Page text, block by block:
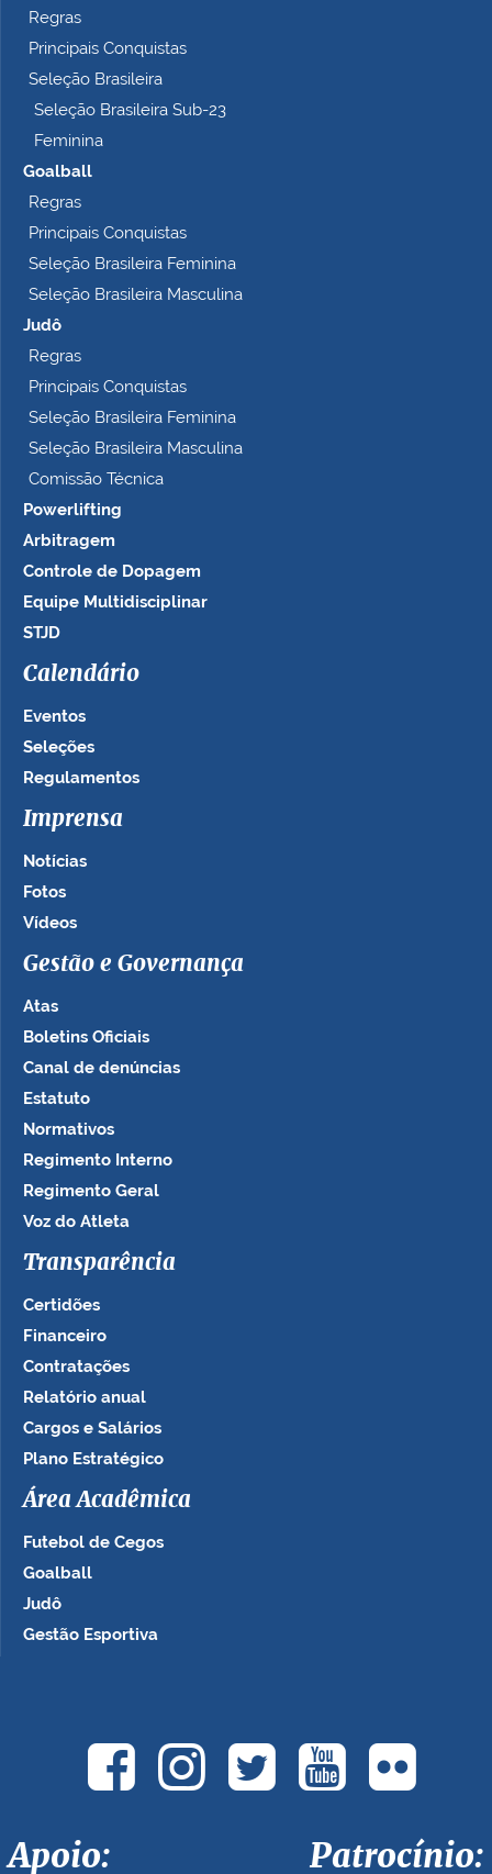
Regras
Principais Conquistas
Seleção Brasileira
Seleção Brasileira Sub-23
Feminina
Goalball
Regras
Principais Conquistas
Seleção Brasileira Feminina
Seleção Brasileira Masculina
Judô
Regras
Principais Conquistas
Seleção Brasileira Feminina
Seleção Brasileira Masculina
Comissão Técnica
Powerlifting
Arbitragem
Controle de Dopagem
Equipe Multidisciplinar
STJD
Calendário
Eventos
Seleções
Regulamentos
Imprensa
Notícias
Fotos
Vídeos
Gestão e Governança
Atas
Boletins Oficiais
Canal de denúncias
Estatuto
Normativos
Regimento Interno
Regimento Geral
Voz do Atleta
Transparência
Certidões
Financeiro
Contratações
Relatório anual
Cargos e Salários
Plano Estratégico
Área Acadêmica
Futebol de Cegos
Goalball
Judô
Gestão Esportiva
Apoio: Patrocínio: